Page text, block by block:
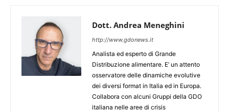
Dott. Andrea Meneghini
http://www.gdonews.it
Analista ed esperto di Grande
Distribuzione alimentare. E’ un attento
osservatore delle dinamiche evolutive
dei diversi format in Italia ed in Europa.
Collabora con alcuni Gruppi della GDO
italiana nelle aree di crisis